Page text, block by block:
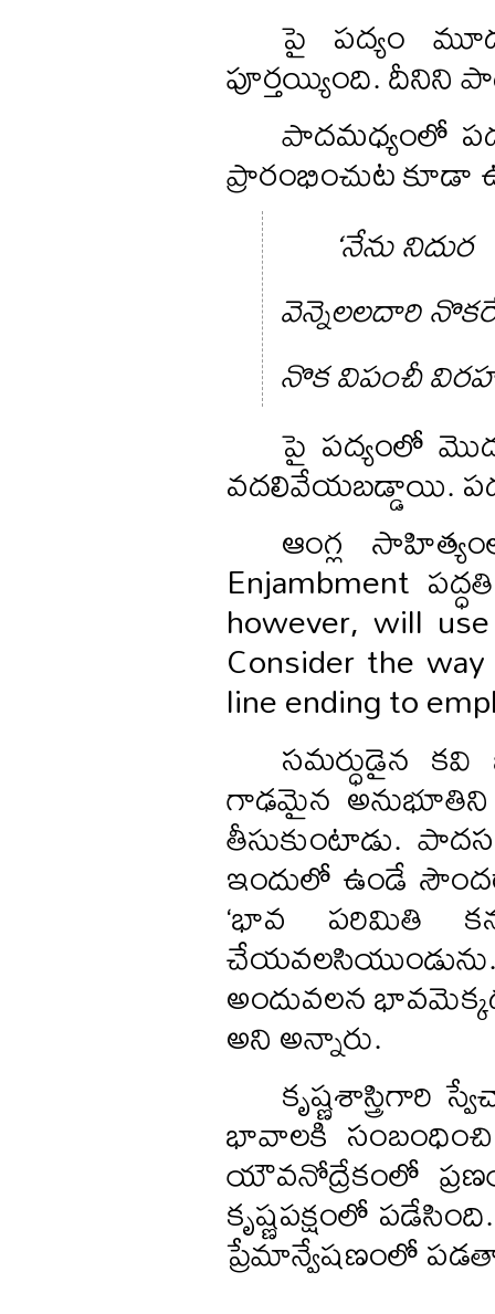
పై పద్యం
పూర్తయ్యింది. దీనిని
పాదమధ్యంలో
ప్రారంభించుట కూడా
‘నేను నిదుర
వెన్నెలలదారి
నొక విపంచీ
పై పద్యంలో
వదలివేయబడ్డాయి.
ఆంగ్ల
Enjambment
however, will
Consider the
line ending to
సమర్ధుడైన
గాఢమైన
తీసుకుంటాడు.
ఇందులో ఉండే
‘భావ పరిమితి
అందువలన
అని అన్నారు.
కృష్ణశాస్త్రిగారి
భావాలకి
యౌవనోద్రేకంలో
కృష్ణపక్షంలో
ప్రేమాన్వేషణంలో